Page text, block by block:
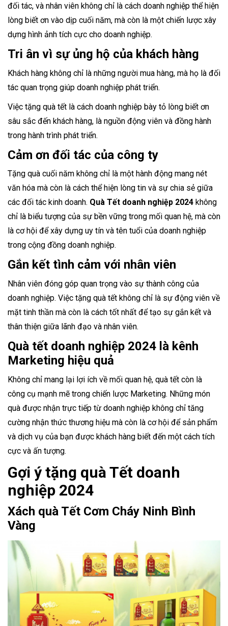
đối tác, và nhân viên không chỉ là cách doanh nghiệp thể hiện
lòng biết ơn vào dịp cuối năm, mà còn là một chiến lược xây
dựng hình ảnh tích cực cho doanh nghiệp.
Tri ân vì sự ủng hộ của khách hàng
Khách hàng không chỉ là những người mua hàng, mà họ là đối
tác quan trọng giúp doanh nghiệp phát triển.
Việc tặng quà tết là cách doanh nghiệp bày tỏ lòng biết ơn
sâu sắc đến khách hàng, là nguồn động viên và đồng hành
trong hành trình phát triển.
Cảm ơn đối tác của công ty
Tặng quà cuối năm không chỉ là một hành động mang nét
văn hóa mà còn là cách thể hiện lòng tin và sự chia sẻ giữa
các đối tác kinh doanh. Quà Tết doanh nghiệp 2024 không
chỉ là biểu tượng của sự bền vững trong mối quan hệ, mà còn
là cơ hội để xây dựng uy tín và tên tuổi của doanh nghiệp
trong cộng đồng doanh nghiệp.
Gắn kết tình cảm với nhân viên
Nhân viên đóng góp quan trọng vào sự thành công của
doanh nghiệp. Việc tặng quà tết không chỉ là sự động viên về
mặt tinh thần mà còn là cách tốt nhất để tạo sự gắn kết và
thân thiện giữa lãnh đạo và nhân viên.
Quà tết doanh nghiệp 2024 là kênh
Marketing hiệu quả
Không chỉ mang lại lợi ích về mối quan hệ, quà tết còn là
công cụ mạnh mẽ trong chiến lược Marketing. Những món
quà được nhận trực tiếp từ doanh nghiệp không chỉ tăng
cường nhận thức thương hiệu mà còn là cơ hội để sản phẩm
và dịch vụ của bạn được khách hàng biết đến một cách tích
cực và ấn tượng.
Gợi ý tặng quà Tết doanh
nghiệp 2024
Xách quà Tết Cơm Cháy Ninh Bình
Vàng